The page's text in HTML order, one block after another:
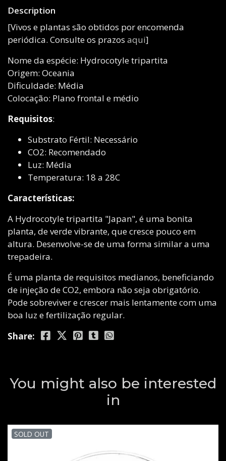
Description
[Vivos e plantas são obtidos por encomenda
periódica. Consulte os prazos aqui]
Nome da espécie: Hydrocotyle tripartita
Origem: Oceania
Dificuldade: Média
Colocação: Plano frontal e médio
Requisitos:
Substrato Fértil: Necessário
CO2: Recomendado
Luz: Média
Temperatura: 18 a 28C
Características:
A Hydrocotyle tripartita "Japan", é uma bonita
planta, de verde vibrante, que cresce pouco em
altura. Desenvolve-se de uma forma similar a uma
trepadeira.
É uma planta de requisitos medianos, beneficiando
de injeção de CO2, embora não seja obrigatório.
Pode sobreviver e crescer mais lentamente com uma
boa luz e fertilização regular.
Share:
You might also be interested
in
SOLD OUT